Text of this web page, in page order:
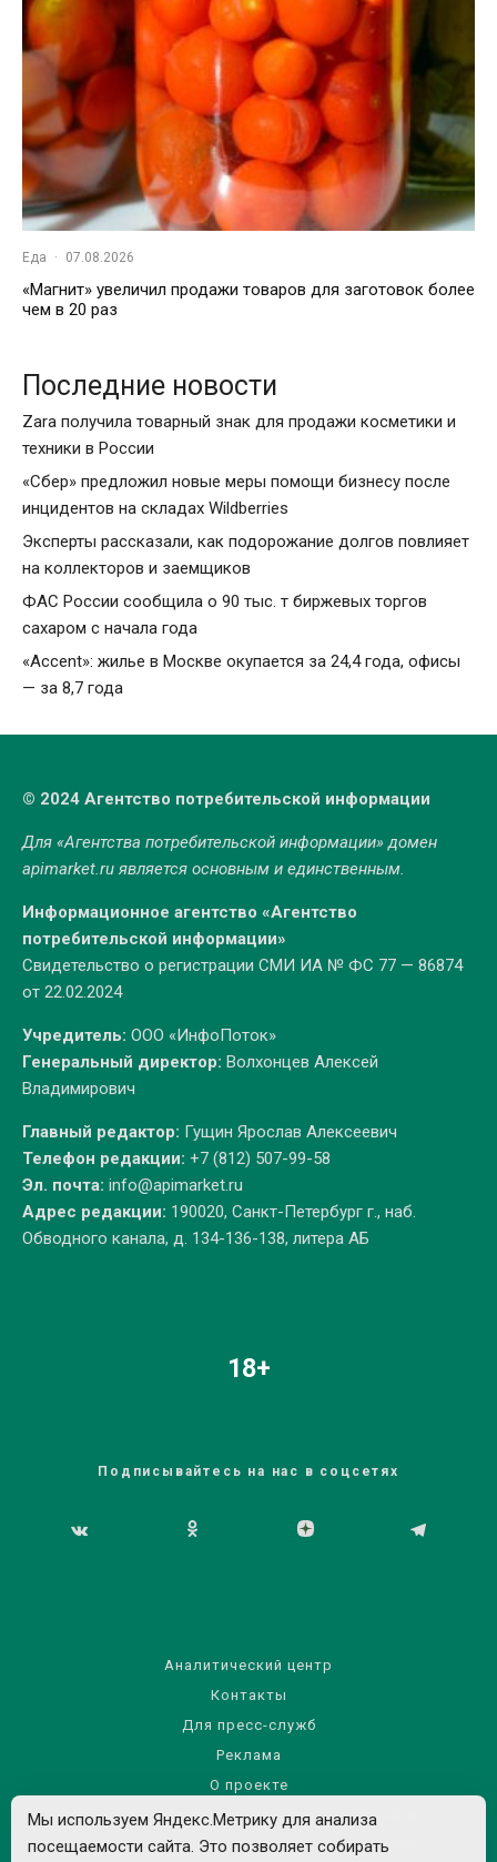
Еда · 07.08.2026
«Магнит» увеличил продажи товаров для заготовок более
чем в 20 раз
Последние новости
Zara получила товарный знак для продажи косметики и
техники в России
«Сбер» предложил новые меры помощи бизнесу после
инцидентов на складах Wildberries
Эксперты рассказали, как подорожание долгов повлияет
на коллекторов и заемщиков
ФАС России сообщила о 90 тыс. т биржевых торгов
сахаром с начала года
«Accent»: жилье в Москве окупается за 24,4 года, офисы
— за 8,7 года
© 2024 Агентство потребительской информации
Для «Агентства потребительской информации» домен
apimarket.ruявляется основным и единственным.
Информационное агентство «Агентство
потребительской информации»
Свидетельство о регистрации СМИ ИА № ФС 77 — 86874
от 22.02.2024
Учредитель: ООО «ИнфоПоток»
Генеральный директор: Волхонцев Алексей
Владимирович
Главный редактор: Гущин Ярослав Алексеевич
Телефон редакции: +7 (812) 507-99-58
Эл. почта: info@apimarket.ru
Адрес редакции: 190020, Санкт-Петербург г., наб.
Обводного канала, д. 134-136-138, литера АБ
18+
Подписывайтесь на нас в соцсетях
Аналитический центр
Контакты
Для пресс-служб
Реклама
О проекте
Правила использования материалов сайта
Политика обработки персональных данных
Мы используем Яндекс.Метрику для анализа
посещаемости сайта. Это позволяет собирать